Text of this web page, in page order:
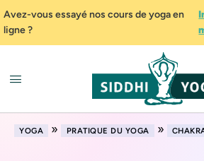
Avez-vous essayé nos cours de yoga en
ligne ?
YOGA » PRATIQUE DU YOGA »